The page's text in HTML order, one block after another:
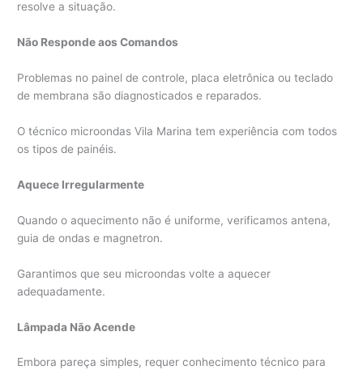
resolve a situação.
Não Responde aos Comandos
Problemas no painel de controle, placa eletrônica ou teclado
de membrana são diagnosticados e reparados.
O técnico microondas Vila Marina tem experiência com todos
os tipos de painéis.
Aquece Irregularmente
Quando o aquecimento não é uniforme, verificamos antena,
guia de ondas e magnetron.
Garantimos que seu microondas volte a aquecer
adequadamente.
Lâmpada Não Acende
Embora pareça simples, requer conhecimento técnico para